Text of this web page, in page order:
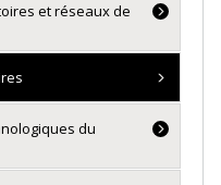
et réseaux de
du